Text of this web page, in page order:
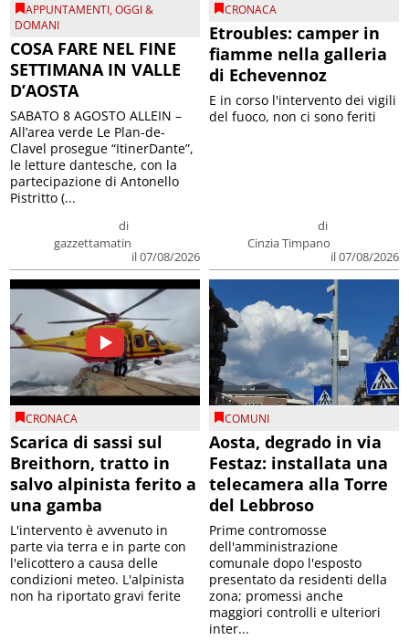
APPUNTAMENTI,OGGI &
DOMANI
COSA FARE NEL FINE
SETTIMANA IN VALLE
D’AOSTA
di
gazzettamatin
il 07/08/2026
SABATO 8 AGOSTO ALLEIN –
All’area verde Le Plan-de-
Clavel prosegue “ItinerDante”,
le letture dantesche, con la
partecipazione di Antonello
Pistritto (...
CRONACA
Etroubles: camper in
fiamme nella galleria
di Echevennoz
di
Cinzia Timpano
il 07/08/2026
E in corso l'intervento dei vigili
del fuoco, non ci sono feriti
CRONACA
Scarica di sassi sul
Breithorn, tratto in
salvo alpinista ferito a
una gamba
L'intervento è avvenuto in
parte via terra e in parte con
l'elicottero a causa delle
condizioni meteo. L'alpinista
non ha riportato gravi ferite
COMUNI
Aosta, degrado in via
Festaz: installata una
telecamera alla Torre
del Lebbroso
Prime contromosse
dell'amministrazione
comunale dopo l'esposto
presentato da residenti della
zona; promessi anche
maggiori controlli e ulteriori
inter...